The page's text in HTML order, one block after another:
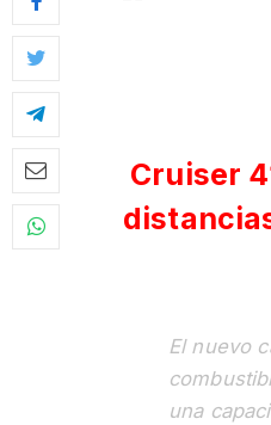
Cruiser
El nuevo
una